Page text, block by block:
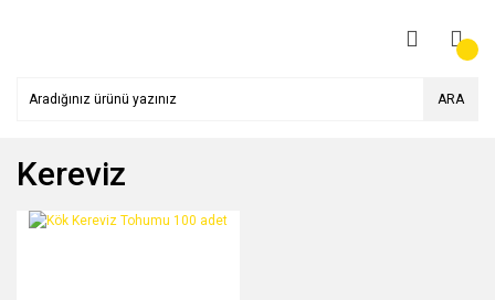
ARA
Kereviz